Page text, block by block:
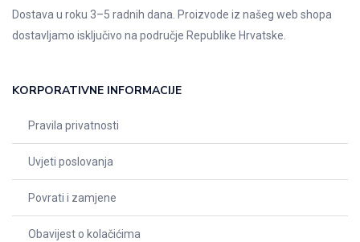
Dostava u roku 3–5 radnih dana. Proizvode iz našeg web shopa
dostavljamo isključivo na područje Republike Hrvatske.
KORPORATIVNE INFORMACIJE
Pravila privatnosti
Uvjeti poslovanja
Povrati i zamjene
Obavijest o kolačićima